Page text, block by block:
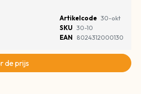
Artikelcode 30-okt
SKU 30-10
EAN
8024312000130
de prijs